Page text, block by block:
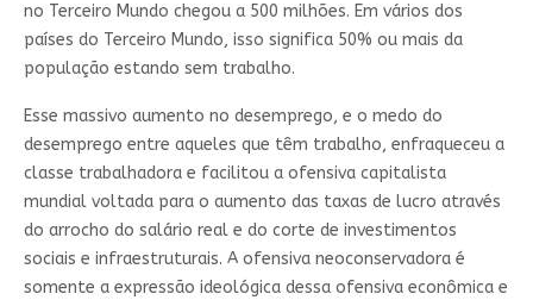
no Terceiro Mundo chegou a 500 milhões. Em vários dos
países do Terceiro Mundo, isso significa 50% ou mais da
população estando sem trabalho.
Esse massivo aumento no desemprego, e o medo do
desemprego entre aqueles que têm trabalho, enfraqueceu a
classe trabalhadora e facilitou a ofensiva capitalista
mundial voltada para o aumento das taxas de lucro através
do arrocho do salário real e do corte de investimentos
sociais e infraestruturais. A ofensiva neoconservadora é
somente a expressão ideológica dessa ofensiva econômica e